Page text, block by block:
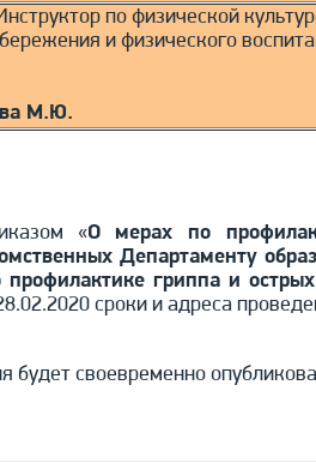
по физической
и физического
М.Ю.
«О мерах по
Департаменту
гриппа и
сроки и адреса
будет своевременно